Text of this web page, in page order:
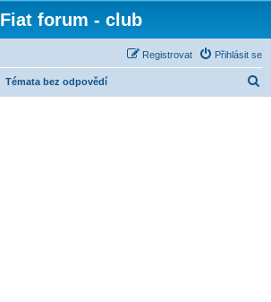
Fiat forum - club
Přihlásit se
Registrovat
Témata bez odpovědí